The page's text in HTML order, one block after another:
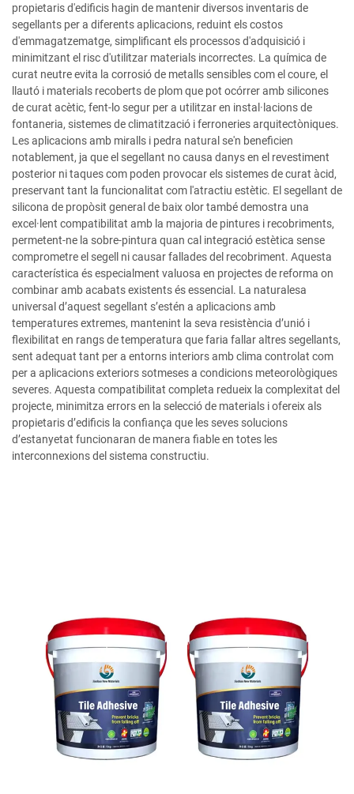
propietaris d'edificis hagin de mantenir diversos inventaris de
segellants per a diferents aplicacions, reduint els costos
d'emmagatzematge, simplificant els processos d'adquisició i
minimitzant el risc d'utilitzar materials incorrectes. La química de
curat neutre evita la corrosió de metalls sensibles com el coure, el
llautó i materials recoberts de plom que pot ocórrer amb silicones
de curat acètic, fent-lo segur per a utilitzar en instal·lacions de
fontaneria, sistemes de climatització i ferroneries arquitectòniques.
Les aplicacions amb miralls i pedra natural se'n beneficien
notablement, ja que el segellant no causa danys en el revestiment
posterior ni taques com poden provocar els sistemes de curat àcid,
preservant tant la funcionalitat com l'atractiu estètic. El segellant de
silicona de propòsit general de baix olor també demostra una
excel·lent compatibilitat amb la majoria de pintures i recobriments,
permetent-ne la sobre-pintura quan cal integració estètica sense
comprometre el segell ni causar fallades del recobriment. Aquesta
característica és especialment valuosa en projectes de reforma on
combinar amb acabats existents és essencial. La naturalesa
universal d’aquest segellant s’estén a aplicacions amb
temperatures extremes, mantenint la seva resistència d’unió i
flexibilitat en rangs de temperatura que faria fallar altres segellants,
sent adequat tant per a entorns interiors amb clima controlat com
per a aplicacions exteriors sotmeses a condicions meteorològiques
severes. Aquesta compatibilitat completa redueix la complexitat del
projecte, minimitza errors en la selecció de materials i ofereix als
propietaris d’edificis la confiança que les seves solucions
d’estanyetat funcionaran de manera fiable en totes les
interconnexions del sistema constructiu.